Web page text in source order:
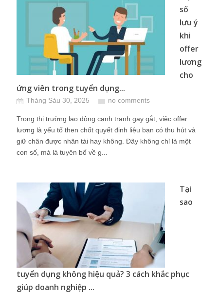
số
lưu ý
khi
offer
lương
cho
ứng viên trong tuyển dụng...
Tháng Sáu 30, 2025 no comments
Trong thị trường lao động cạnh tranh gay gắt, việc offer
lương là yếu tố then chốt quyết định liệu bạn có thu hút và
giữ chân được nhân tài hay không. Đây không chỉ là một
con số, mà là tuyên bố về g...
Tại
sao
tuyển dụng không hiệu quả? 3 cách khắc phục
giúp doanh nghiệp ...